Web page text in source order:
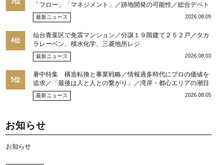
「フロー」「マネジメント」／跡地開発の可能性／総合デベト
ップ10目標に／自社ブランド構築へ体制整備／日本郵政不動産
／池田 明社長に聞く
最新ニュース 2026.08.05
4位
仙台青葉区で免震マンション／分譲１９階建て２５２戸／タカ
ラレーベン、積水化学、三菱地所レジ
最新ニュース 2026.08.03
5位
暑中特集 構造転換と事業戦略／情報過多時代にプロの価値を
追求／「最後は人と人との繋がり」／湾岸・都心エリアの潮目
を注視／“リパーク”次世代展開／三井不動産リアルティ／児玉
光博社長に聞く
最新ニュース 2026.08.05
お知らせ
お知らせ